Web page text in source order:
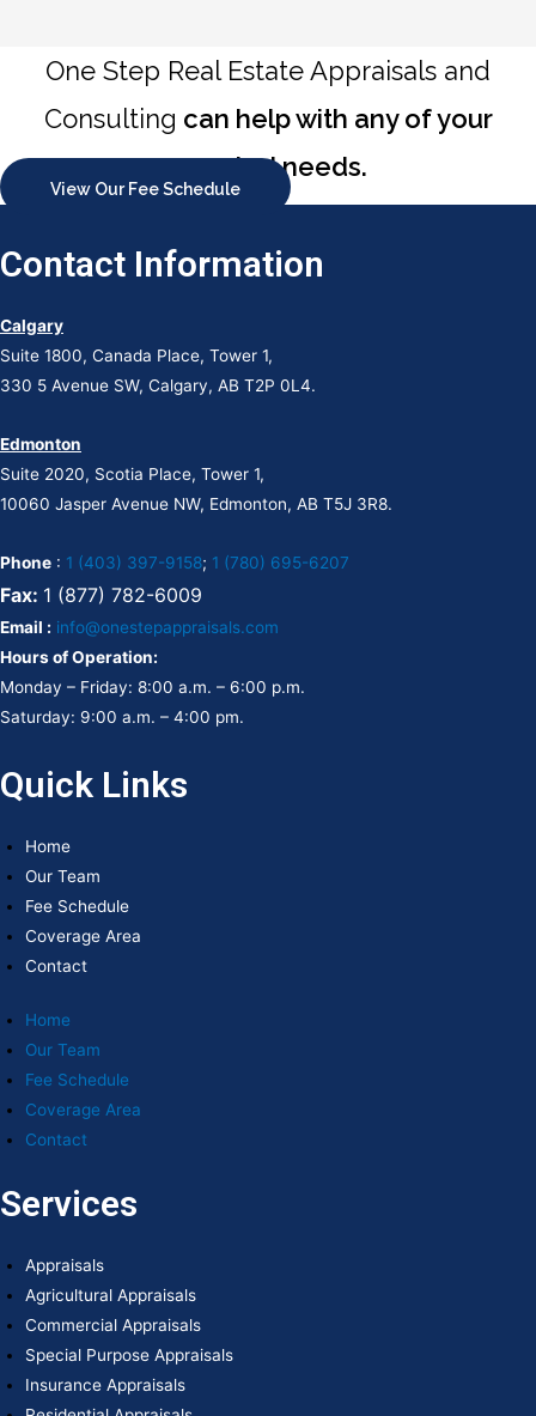
Application
One Step Real Estate Appraisals and
Consulting can help with any of your
appraisal needs.
View Our Fee Schedule
Contact Information
Calgary
Suite 1800, Canada Place, Tower 1,
330 5 Avenue SW, Calgary, AB T2P 0L4.
Edmonton
Suite 2020, Scotia Place, Tower 1,
10060 Jasper Avenue NW, Edmonton, AB T5J 3R8.
Phone : 1 (403) 397-9158; 1 (780) 695-6207
Fax: 1 (877) 782-6009
Email : info@onestepappraisals.com
Hours of Operation:
Monday – Friday: 8:00 a.m. – 6:00 p.m.
Saturday: 9:00 a.m. – 4:00 pm.
Quick Links
Home
Our Team
Fee Schedule
Coverage Area
Contact
Home
Our Team
Fee Schedule
Coverage Area
Contact
Services
Appraisals
Agricultural Appraisals
Commercial Appraisals
Special Purpose Appraisals
Insurance Appraisals